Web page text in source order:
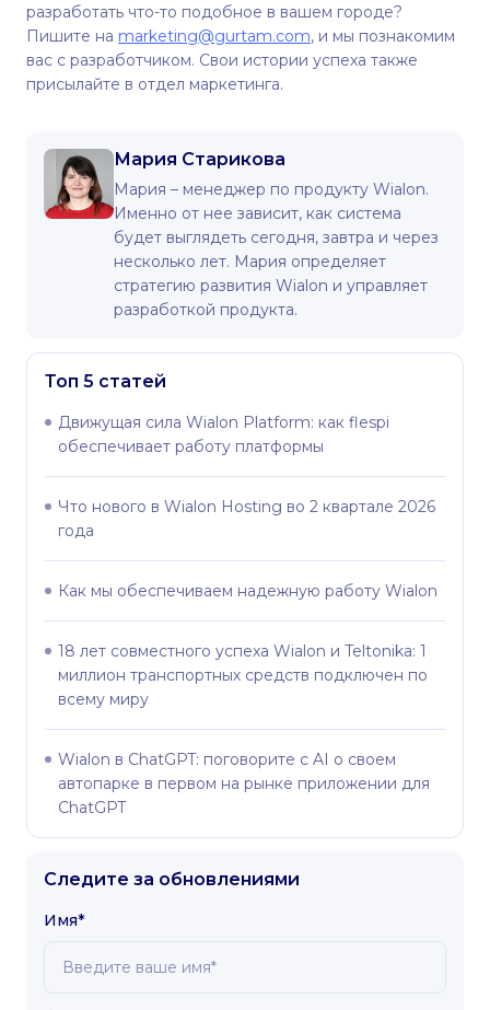
разработать что-то подобное в вашем городе?
Пишите на marketing@gurtam.com, и мы познакомим
вас с разработчиком. Свои истории успеха также
присылайте в отдел маркетинга.
Мария Старикова
Мария – менеджер по продукту Wialon.
Именно от нее зависит, как система
будет выглядеть сегодня, завтра и через
несколько лет. Мария определяет
стратегию развития Wialon и управляет
разработкой продукта.
Топ 5 статей
Движущая сила Wialon Platform: как flespi
обеспечивает работу платформы
Что нового в Wialon Hosting во 2 квартале 2026
года
Как мы обеспечиваем надежную работу Wialon
18 лет совместного успеха Wialon и Teltonika: 1
миллион транспортных средств подключен по
всему миру
Wialon в ChatGPT: поговорите с AI о своем
автопарке в первом на рынке приложении для
ChatGPT
Следите за обновлениями
Имя*